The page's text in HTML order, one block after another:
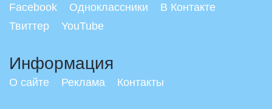
Facebook Одноклассники
В Контакте
Твиттер
YouTube
Информация
О сайте Реклама Контакты